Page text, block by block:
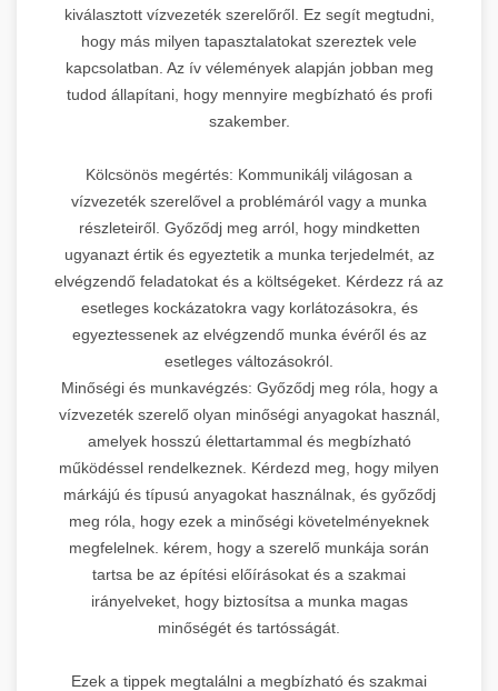
kiválasztott vízvezeték szerelőről. Ez segít megtudni,
hogy más milyen tapasztalatokat szereztek vele
kapcsolatban. Az ív vélemények alapján jobban meg
tudod állapítani, hogy mennyire megbízható és profi
szakember.
Kölcsönös megértés: Kommunikálj világosan a
vízvezeték szerelővel a problémáról vagy a munka
részleteiről. Győződj meg arról, hogy mindketten
ugyanazt értik és egyeztetik a munka terjedelmét, az
elvégzendő feladatokat és a költségeket. Kérdezz rá az
esetleges kockázatokra vagy korlátozásokra, és
egyeztessenek az elvégzendő munka évéről és az
esetleges változásokról.
Minőségi és munkavégzés: Győződj meg róla, hogy a
vízvezeték szerelő olyan minőségi anyagokat használ,
amelyek hosszú élettartammal és megbízható
működéssel rendelkeznek. Kérdezd meg, hogy milyen
márkájú és típusú anyagokat használnak, és győződj
meg róla, hogy ezek a minőségi követelményeknek
megfelelnek. kérem, hogy a szerelő munkája során
tartsa be az építési előírásokat és a szakmai
irányelveket, hogy biztosítsa a munka magas
minőségét és tartósságát.
Ezek a tippek megtalálni a megbízható és szakmai